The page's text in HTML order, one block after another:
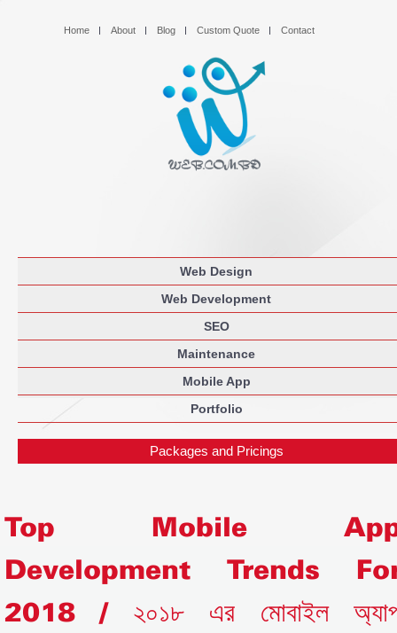
Home About Blog Custom Quote Contact
Web Design
Web Development
SEO
Maintenance
Mobile App
Portfolio
Packages and Pricings
Top Mobile
Development Trends
2018 / ২০১৮ এর মোবাইল